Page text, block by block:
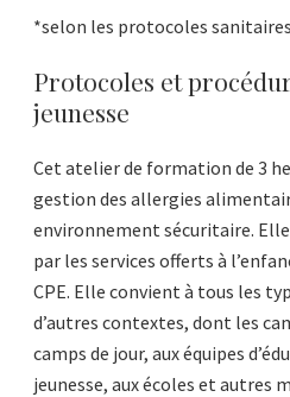
*selon les protocoles
Protocoles et
jeunesse
Cet atelier de formation de 3
gestion des allergies
environnement sécuritaire.
par les services offerts à
CPE. Elle convient à tous les
d’autres contextes, dont les
camps de jour, aux équipes
jeunesse, aux écoles et autres